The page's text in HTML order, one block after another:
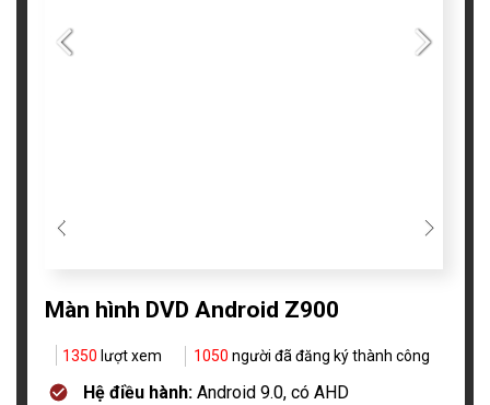
Màn hình DVD Android Z900
1050 người đã đăng ký thành công
1350 lượt xem
Hệ điều hành: Android 9.0, có AHD